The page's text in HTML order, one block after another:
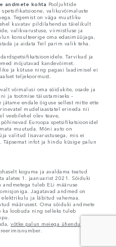
andmete kohta Pooljuhtide
valikuvõimaluste
Tegemist on väga muutliku
kuvatav pildilahendus täielikult
valikvarustuse, viimistluse ja
konsulteerige oma edasimüüjaga,
ja aidata Teil parim valik teha.
Tarvikud ja
mõjutavad kandevõimet.
ja kütuse ning pagasi laadimisel ei
teljekoormust.
võimalusi oma sõidukite, osade ja
ja tootmise täiustamiseks –
endale õiguse sellest mitte ette
mudeliaastatel erineda nii
veebilehel olev teave,
Euroopa spetsifikatsioonidel
muutuda. Mõni auto on
valitud lisavarustusega, mis ei
infot ja hindu küsige palun
koguma ja avaldama teatud
alates 1. jaanuarist 2021. Sõiduki
tuleb ELi määruse
Jagatavad andmed on
ja läbitud vahemaa.
määrusest. Oma sõiduki andmete
ka loobuda ning selleks tuleb
võtke palun meiega ühendust